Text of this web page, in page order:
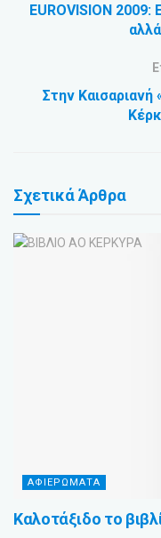
EUROVISION
Στην
ΣχετικάΆρθρα
ΑΦΙΕΡΩΜΑΤΑ
Καλοτάξιδο το